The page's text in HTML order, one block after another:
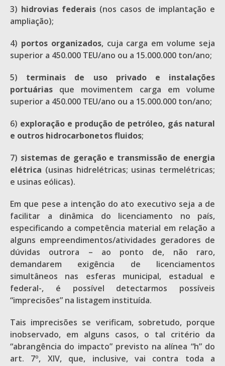
3) hidrovias federais (nos casos de implantação e
ampliação);
4) portos organizados, cuja carga em volume seja
superior a 450.000 TEU/ano ou a 15.000.000 ton/ano;
5) terminais de uso privado e instalações
portuárias que movimentem carga em volume
superior a 450.000 TEU/ano ou a 15.000.000 ton/ano;
6) exploração e produção de petróleo, gás natural
e outros hidrocarbonetos fluidos;
7) sistemas de geração e transmissão de energia
elétrica (usinas hidrelétricas; usinas termelétricas;
e usinas eólicas).
Em que pese a intenção do ato executivo seja a de
facilitar a dinâmica do licenciamento no país,
especificando a competência material em relação a
alguns empreendimentos/atividades geradores de
dúvidas outrora – ao ponto de, não raro,
demandarem exigência de licenciamentos
simultâneos nas esferas municipal, estadual e
federal-, é possível detectarmos possíveis
“imprecisões” na listagem instituída.
Tais imprecisões se verificam, sobretudo, porque
inobservado, em alguns casos, o tal critério da
“abrangência do impacto” previsto na alínea “h” do
art. 7º, XIV, que, inclusive, vai contra toda a